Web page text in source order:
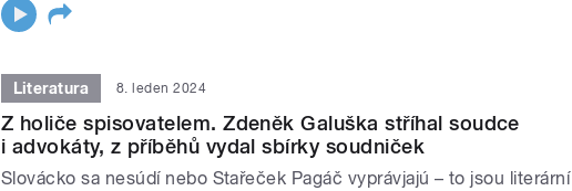
Literatura 8. leden 2024
Z holiče spisovatelem. Zdeněk Galuška stříhal soudce
i advokáty, z příběhů vydal sbírky soudniček
Slovácko sa nesúdí nebo Stařeček Pagáč vyprávjajú – to jsou literární